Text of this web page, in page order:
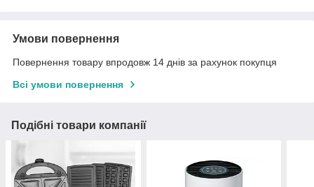
Умови повернення
Повернення товару впродовж 14 днів за рахунок покупця
Всі умови повернення
Подібні товари компанії